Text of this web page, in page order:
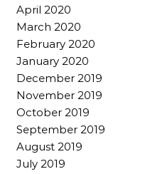
April 2020
March 2020
February 2020
January 2020
December 2019
November 2019
October 2019
September 2019
August 2019
July 2019